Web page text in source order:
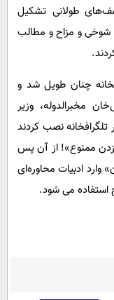
طولانی تشکیل
شوخی و مزاح و مطالب
چنان طویل شد و
مخبرالدوله، وزیر
تلگرافخانه نصب کردند
ممنوع»! از آن پس
ادبیات محاوره‌ای
استفاده می شود.